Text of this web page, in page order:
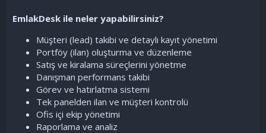
EmlakDesk ile neler yapabilirsiniz?
Müşteri (lead) takibi ve detaylı kayıt yönetimi
Portföy (ilan) oluşturma ve düzenleme
Satış ve kiralama süreçlerini yönetme
Danışman performans takibi
Görev ve hatırlatma sistemi
Tek panelden ilan ve müşteri kontrolü
Ofis içi ekip yönetimi
Raporlama ve analiz